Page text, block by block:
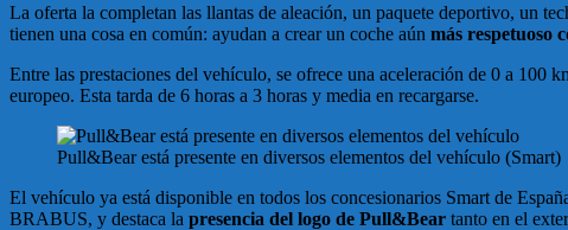
La oferta la completan las llantas de aleación, un paquete deportivo, un
tienen una cosa en común: ayudan a crear un coche aún más respetuoso
Entre las prestaciones del vehículo, se ofrece una aceleración de 0 a 100
europeo. Esta tarda de 6 horas a 3 horas y media en recargarse.
Pull&Bear está presente en diversos elementos del vehículo (Smart)
El vehículo ya está disponible en todos los concesionarios Smart de
BRABUS, y destaca la presencia del logo de Pull&Bear tanto en el